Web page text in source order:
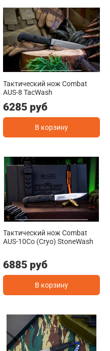
Тактический нож Combat
AUS-8 TacWash
6285 руб
В корзину
Тактический нож Combat
AUS-10Co (Cryo) StoneWash
6885 руб
В корзину